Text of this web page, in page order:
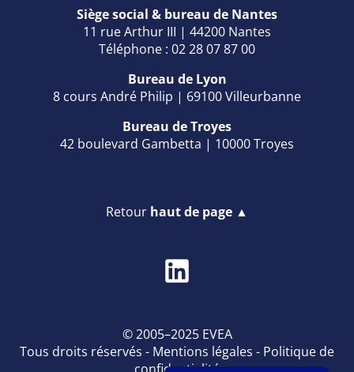
Siège social & bureau de Nantes
11 rue Arthur III | 44200 Nantes
Téléphone : 02 28 07 87 00
Bureau de Lyon
8 cours André Philip | 69100 Villeurbanne
Bureau de Troyes
42 boulevard Gambetta | 10000 Troyes
Retour haut de page ▲
© 2005–2025 EVEA
Tous droits réservés - Mentions légales - Politique de
confidentialité